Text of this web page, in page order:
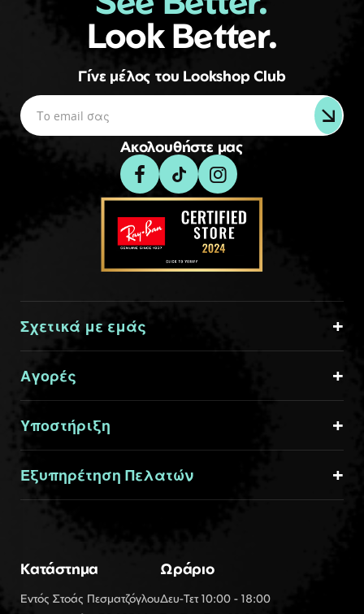
Look Better.
Γίνε μέλος του Lookshop Club
Ακολουθήστε μας
Σχετικά με εμάς
Αγορές
Υποστήριξη
Εξυπηρέτηση Πελατών
Κατάστημα
Εντός Στοάς Πεσματζόγλου
Ωράριο
Δευ-Τετ 10:00 - 18:00